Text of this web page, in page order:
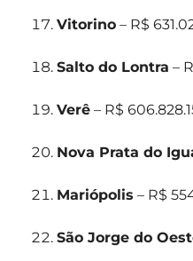
Vitorino – R$
Salto do Lontra –
Verê – R$
Nova Prata do
Mariópolis – R$
São Jorge do